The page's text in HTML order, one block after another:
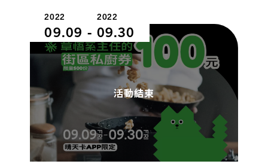
活動結束
2022
09.09 -
2022
09.30